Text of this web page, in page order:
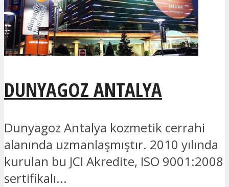
DUNYAGOZ ANTALYA
Dunyagoz Antalya kozmetik cerrahi
alanında uzmanlaşmıştır. 2010 yılında
kurulan bu JCI Akredite, ISO 9001:2008
sertifikalı...